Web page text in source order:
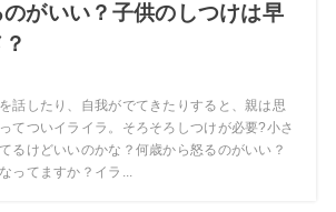
がいい？子供のしつけは早
話したり、自我がでてきたりすると、親は思
てついイライラ。そろそろしつけが必要?小さ
るけどいいのかな？何歳から怒るのがいい？
ってますか？イラ...